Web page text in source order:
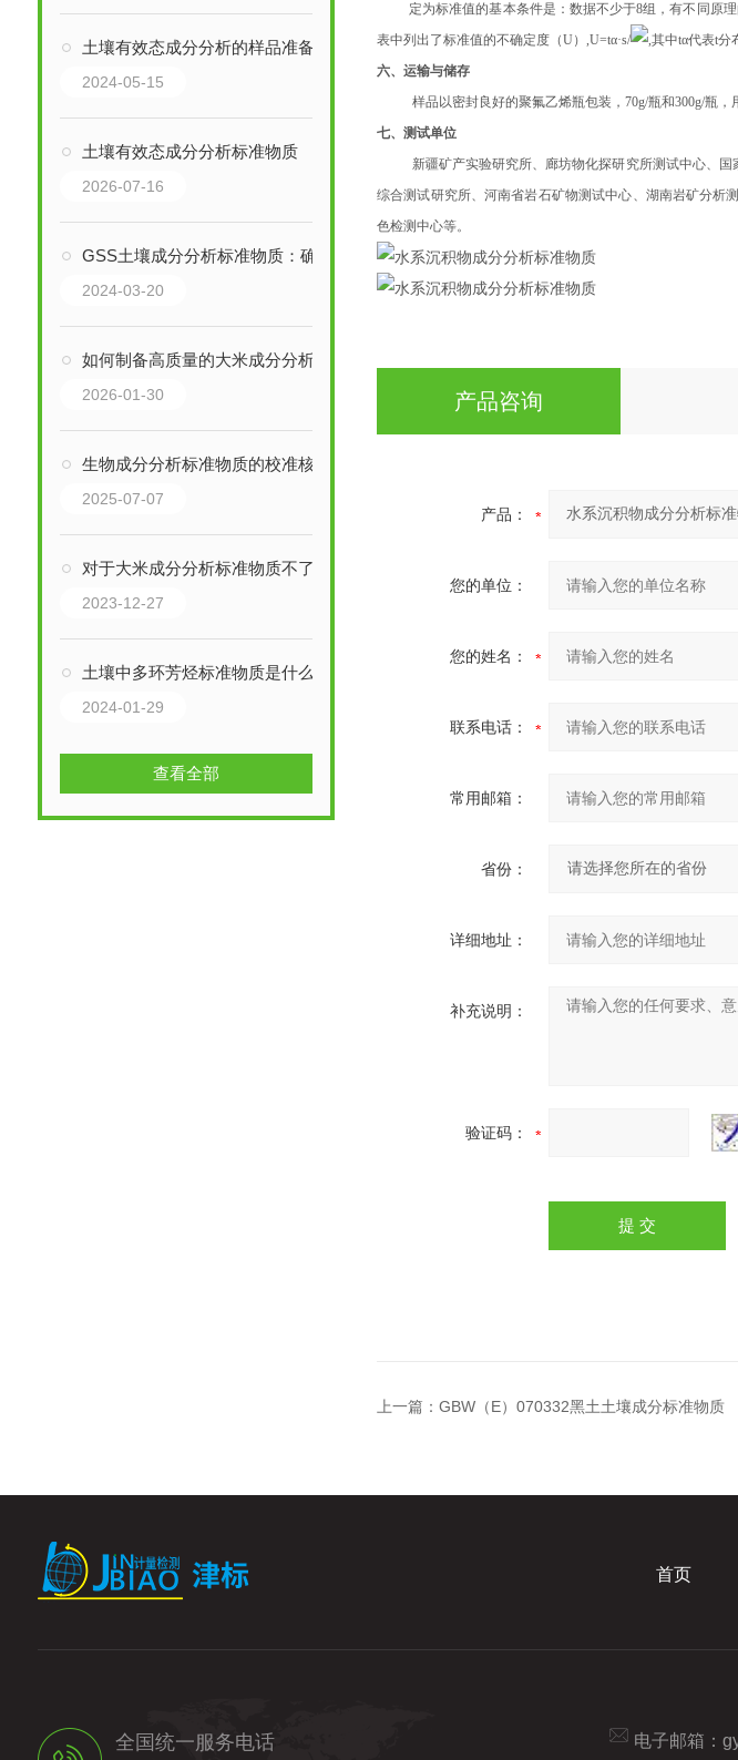
土壤有效态成分分析的样品准备与处理技巧
2024-05-15
土壤有效态成分分析标准物质
2026-07-16
GSS土壤成分分析标准物质：确保土壤质量评估的准确性
2024-03-20
如何制备高质量的大米成分分析标准物质
2026-01-30
生物成分分析标准物质的校准核心作用
2025-07-07
对于大米成分分析标准物质不了解的原因有哪些？
2023-12-27
土壤中多环芳烃标准物质是什么
2024-01-29
查看全部
定为标准值的基本条件是：数据不少于8组，有不同原
表中列出了标准值的不确定度（U）,U=tα·s/
,其中tα代表t分
六、运输与储存
样品以密封良好的聚氟乙烯瓶包装，70g/瓶和300g/瓶，
七、测试单位
新疆矿产实验研究所、廊坊物化探研究所测试中心、
综合测试研究所、河南省岩石矿物测试中心、湖南岩矿分析
色检测中心等。
产品咨询
产品：
您的单位：
您的姓名：
联系电话：
常用邮箱：
省份：
详细地址：
补充说明：
验证码：
上一篇：GBW（E）070332黑土土壤成分标准物质
首页
全国统一服务电话 电子邮箱：